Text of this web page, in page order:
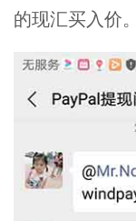
的现汇买入价。